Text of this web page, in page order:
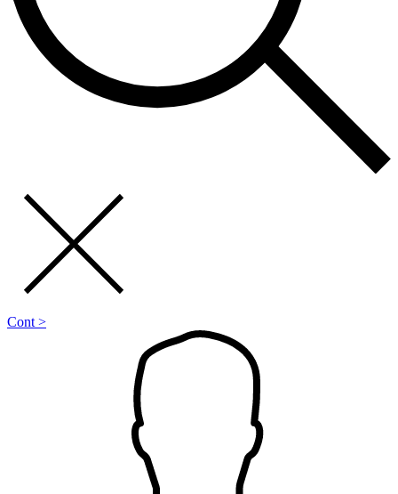
Cont >